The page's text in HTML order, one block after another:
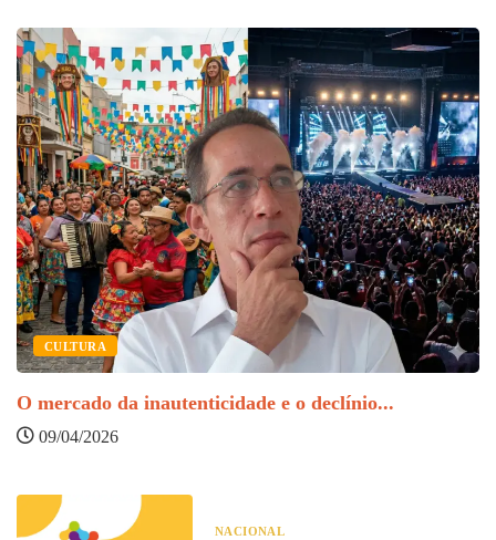
CULTURA
O mercado da inautenticidade e o declínio...
09/04/2026
NACIONAL